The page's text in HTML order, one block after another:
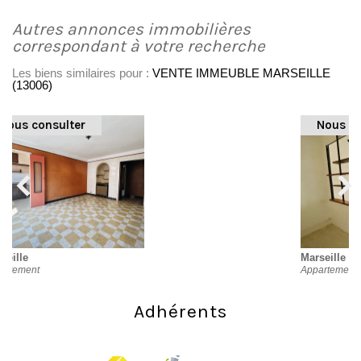
autres annonces immobilières
correspondant à votre recherche
Les biens similaires pour : VENTE IMMEUBLE MARSEILLE
(13006)
Adhérents